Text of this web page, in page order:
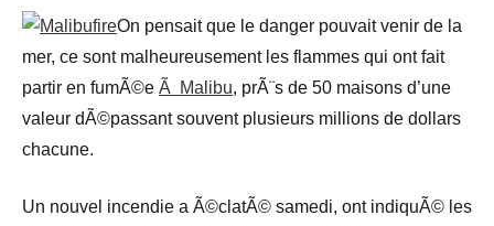
On pensait que le danger pouvait venir de la
mer, ce sont malheureusement les flammes qui ont fait
partir en fumÃ©e Ã Malibu, prÃ¨s de 50 maisons d’une
valeur dÃ©passant souvent plusieurs millions de dollars
chacune.
Un nouvel incendie a Ã©clatÃ© samedi, ont indiquÃ© les